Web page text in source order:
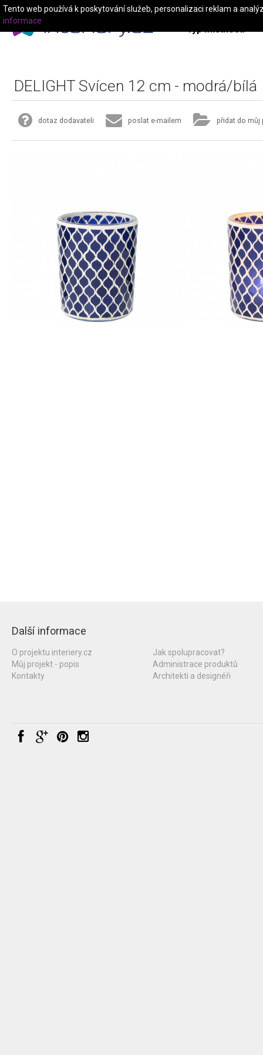
Typ místnosti
DELIGHT Svícen 12 cm - modrá/bílá
dotaz dodavateli poslat e-mailem přidat do můj
Další informace
O projektu interiery.cz
Můj projekt - popis
Kontakty
Jak spolupracovat?
Administrace produktů
Architekti a designéři
Tento web používá k poskytování služeb, personalizaci reklam a
informace